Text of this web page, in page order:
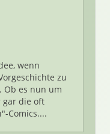
wenn
zu
Ob es nun um
gar die oft
Comics....